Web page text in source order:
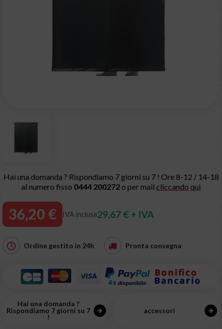
Hai una domanda ? Rispondiamo 7 giorni su 7 ! Ore 8-12 / 14-18
al numero fisso 0444 200272 o per mail cliccando qui
36,20 € IVA inclusa29,67 € + IVA
Ordine gestito in 24h Pronta consegna
Hai una domanda ?
Rispondiamo 7 giorni su 7
!
accessori